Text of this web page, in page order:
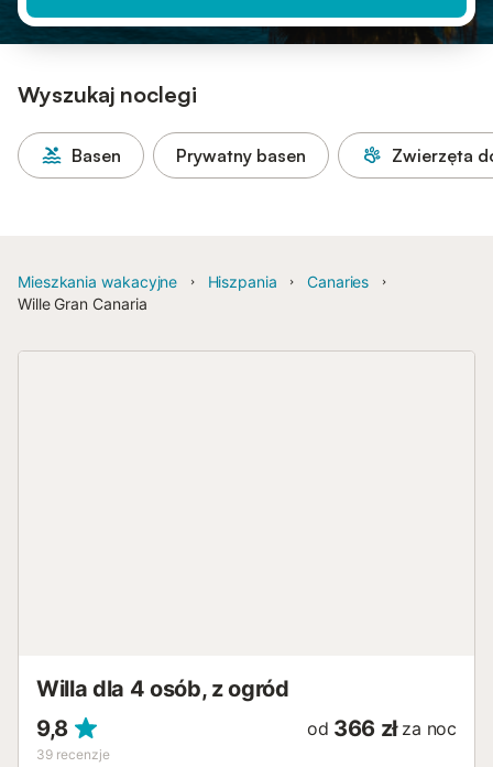
Wyszukaj noclegi
Basen Prywatny basen Zwierzęta
Mieszkania wakacyjne Hiszpania
Canaries
Wille Gran Canaria
Willa dla 4 osób, z ogród
9,8
39 recenzje
od 366 zł za noc